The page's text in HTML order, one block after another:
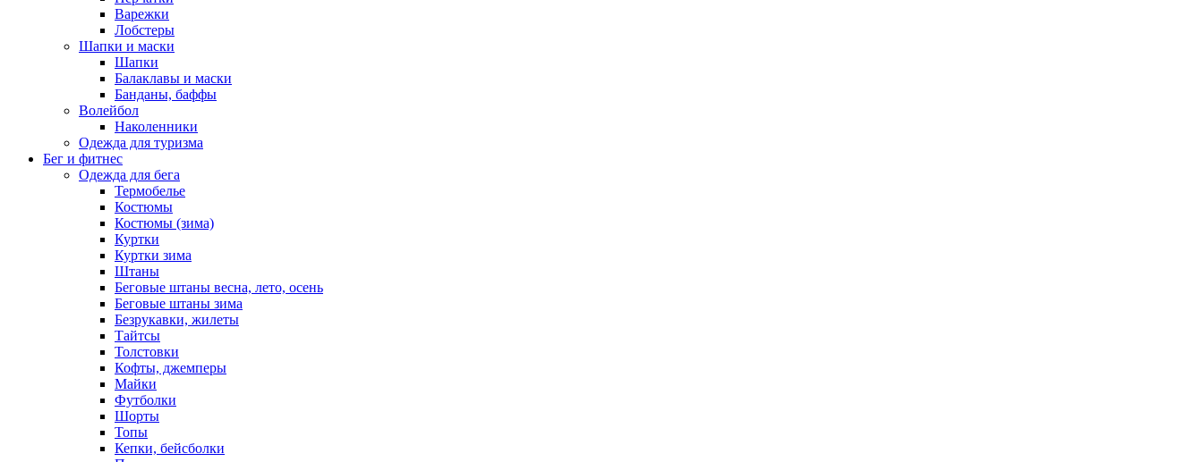
Варежки
Лобстеры
Шапки и маски
Шапки
Балаклавы и маски
Банданы, баффы
Волейбол
Наколенники
Одежда для туризма
Бег и фитнес
Одежда для бега
Термобелье
Костюмы
Костюмы (зима)
Куртки
Куртки зима
Штаны
Беговые штаны весна, лето, осень
Беговые штаны зима
Безрукавки, жилеты
Тайтсы
Толстовки
Кофты, джемперы
Майки
Футболки
Шорты
Топы
Кепки, бейсболки